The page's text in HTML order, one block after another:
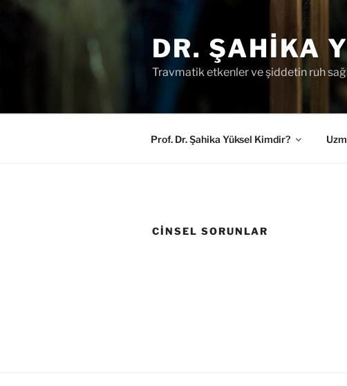
İçeriğe
DR. ŞAHIKA
Travmatik etkenler ve şiddetin ruh
Prof. Dr. Şahika Yüksel Kimdir?
CINSEL SORUNLAR